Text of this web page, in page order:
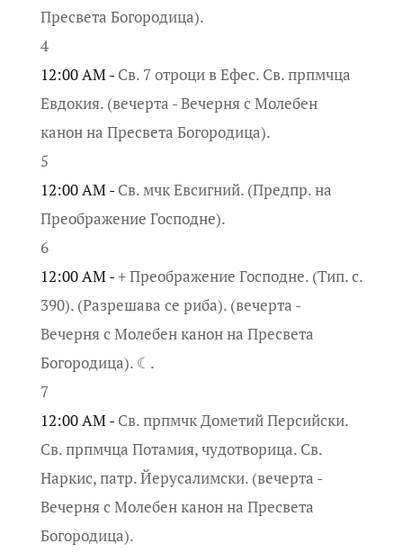
Пресвета Богородица).
4
12:00 AM - Св. 7 отроци в Ефес. Св. прпмчца
Евдокия. (вечерта - Вечерня с Молебен
канон на Пресвета Богородица).
5
12:00 AM - Св. мчк Евсигний. (Предпр. на
Преображение Господне).
6
12:00 AM -+ Преображение Господне. (Тип. с.
390). (Разрешава се риба). (вечерта -
Вечерня с Молебен канон на Пресвета
Богородица). ☾.
7
12:00 AM - Св. прпмчк Дометий Персийски.
Св. прпмчца Потамия, чудотворица. Св.
Наркис, патр. Йерусалимски. (вечерта -
Вечерня с Молебен канон на Пресвета
Богородица).